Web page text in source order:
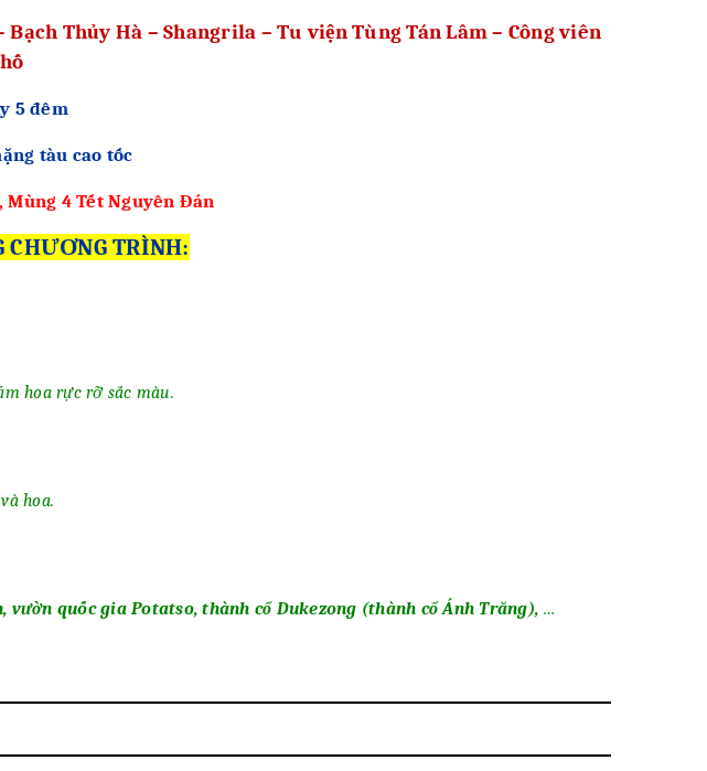
Thủy Hà – Shangrila – Tu viện Tùng Tán Lâm – Công viên
5 đêm
tàu cao tốc
4 Tết Nguyên Đán
CHƯƠNG TRÌNH:
hoa rực rỡ sắc màu.
hoa.
vườn quốc gia Potatso, thành cổ Dukezong (thành cổ Ánh Trăng), …